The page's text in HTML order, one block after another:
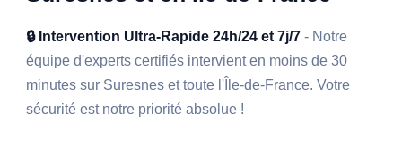
🔒 Intervention Ultra-Rapide 24h/24 et 7j/7 - Notre
équipe d'experts certifiés intervient en moins de 30
minutes sur Suresnes et toute l'Île-de-France. Votre
sécurité est notre priorité absolue !